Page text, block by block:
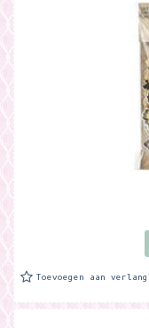
Toevoegen aan